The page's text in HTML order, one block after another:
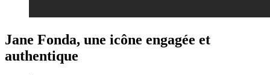
Jane Fonda, une icône engagée et
authentique